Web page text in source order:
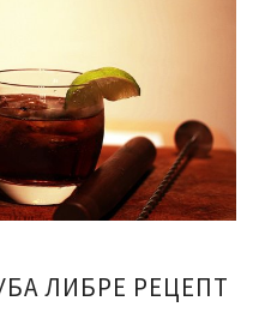
ЛИБРЕ РЕЦЕПТ